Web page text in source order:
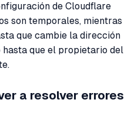
de Cloudflare
son temporales, mientras
que cambie la dirección
hasta que el propietario del
a resolver errores